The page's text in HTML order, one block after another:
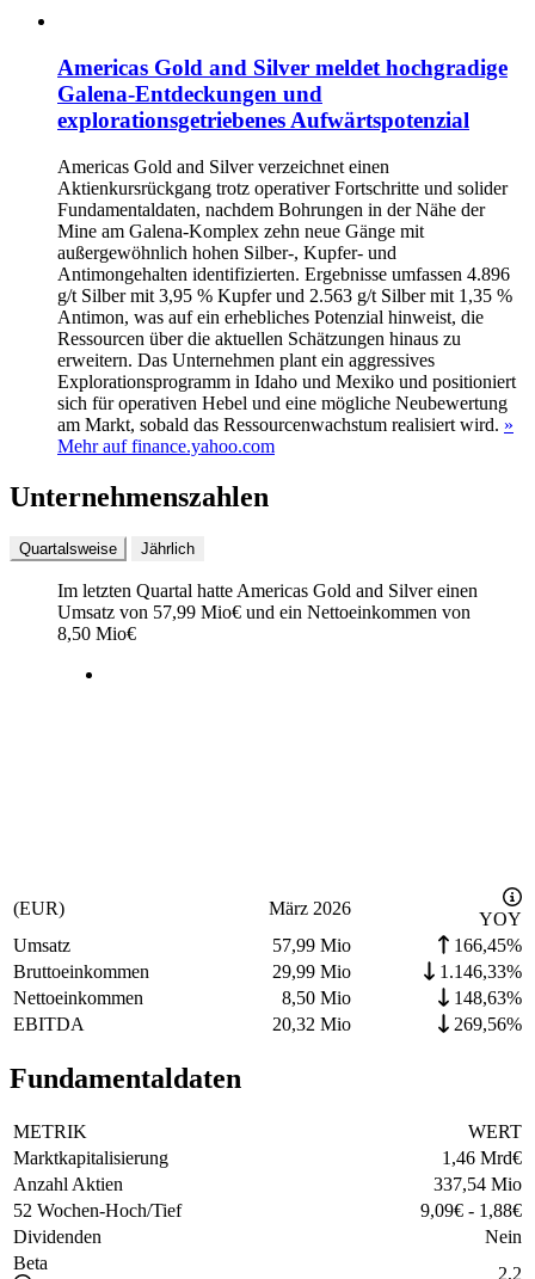
Americas Gold and Silver meldet hochgradige
Galena-Entdeckungen und
explorationsgetriebenes Aufwärtspotenzial
Americas Gold and Silver verzeichnet einen
Aktienkursrückgang trotz operativer Fortschritte und solider
Fundamentaldaten, nachdem Bohrungen in der Nähe der
Mine am Galena-Komplex zehn neue Gänge mit
außergewöhnlich hohen Silber-, Kupfer- und
Antimongehalten identifizierten. Ergebnisse umfassen 4.896
g/t Silber mit 3,95 % Kupfer und 2.563 g/t Silber mit 1,35 %
Antimon, was auf ein erhebliches Potenzial hinweist, die
Ressourcen über die aktuellen Schätzungen hinaus zu
erweitern. Das Unternehmen plant ein aggressives
Explorationsprogramm in Idaho und Mexiko und positioniert
sich für operativen Hebel und eine mögliche Neubewertung
am Markt, sobald das Ressourcenwachstum realisiert wird. »
Mehr auf finance.yahoo.com
Unternehmenszahlen
Quartalsweise Jährlich
Im letzten Quartal hatte Americas Gold and Silver einen
Umsatz von 57,99 Mio€ und ein Nettoeinkommen von
8,50 Mio€
(EUR) März 2026
YOY
Umsatz
57,99 Mio
166,45%
Bruttoeinkommen
29,99 Mio
1.146,33%
Nettoeinkommen
8,50 Mio
148,63%
EBITDA
20,32 Mio 269,56%
Fundamentaldaten
METRIK
WERT
Marktkapitalisierung
1,46 Mrd€
Anzahl Aktien
337,54 Mio
52 Wochen-Hoch/Tief
9,09€ - 1,88€
Dividenden
Nein
Beta
2,2